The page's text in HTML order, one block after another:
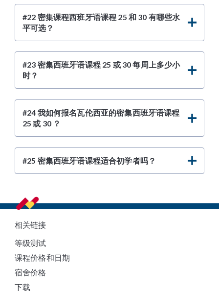
#22 密集课程西班牙语课程 25 和 30 有哪些水
平可选？
#23 密集西班牙语课程 25 或 30 每周上多少小
时？
#24 我如何报名瓦伦西亚的密集西班牙语课程
25 或 30 ？
#25 密集西班牙语课程适合初学者吗？
Footer相关链接
等级测试
课程价格和日期
宿舍价格
下载